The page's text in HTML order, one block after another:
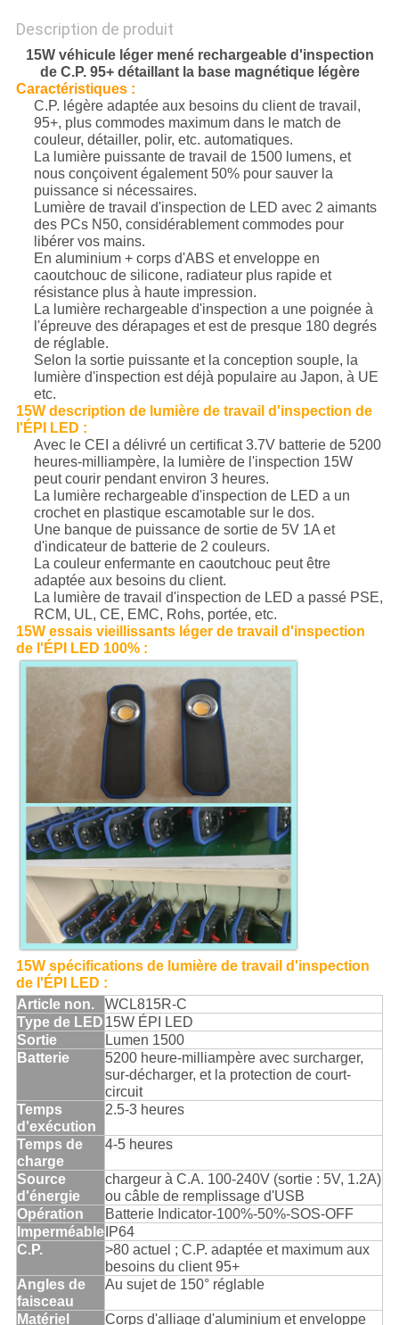
POLITIQUE
DE
CONFIDENTIALITÉ
Description de produit
15W véhicule léger mené rechargeable d'inspection
de C.P. 95+ détaillant la base magnétique légère
Caractéristiques :
C.P. légère adaptée aux besoins du client de travail,
95+, plus commodes maximum dans le match de
couleur, détailler, polir, etc. automatiques.
La lumière puissante de travail de 1500 lumens, et
nous conçoivent également 50% pour sauver la
puissance si nécessaires.
Lumière de travail d'inspection de LED avec 2 aimants
des PCs N50, considérablement commodes pour
libérer vos mains.
En aluminium + corps d'ABS et enveloppe en
caoutchouc de silicone, radiateur plus rapide et
résistance plus à haute impression.
La lumière rechargeable d'inspection a une poignée à
l'épreuve des dérapages et est de presque 180 degrés
de réglable.
Selon la sortie puissante et la conception souple, la
lumière d'inspection est déjà populaire au Japon, à UE
etc.
15W description de lumière de travail d'inspection de
l'ÉPI LED :
Avec le CEI a délivré un certificat 3.7V batterie de 5200
heures-milliampère, la lumière de l'inspection 15W
peut courir pendant environ 3 heures.
La lumière rechargeable d'inspection de LED a un
crochet en plastique escamotable sur le dos.
Une banque de puissance de sortie de 5V 1A et
d'indicateur de batterie de 2 couleurs.
La couleur enfermante en caoutchouc peut être
adaptée aux besoins du client.
La lumière de travail d'inspection de LED a passé PSE,
RCM, UL, CE, EMC, Rohs, portée, etc.
15W essais vieillissants léger de travail d'inspection
de l'ÉPI LED 100% :
15W spécifications de lumière de travail d'inspection
de l'ÉPI LED :
Article non.
WCL815R-C
Type de LED 15W ÉPI LED
Sortie
Lumen 1500
Batterie
5200 heure-milliampère avec surcharger,
sur-décharger, et la protection de court-
circuit
Temps
d'exécution
2.5-3 heures
Temps de
charge
4-5 heures
Source
d'énergie
chargeur à C.A. 100-240V (sortie : 5V, 1.2A)
ou câble de remplissage d'USB
Opération
Batterie Indicator-100%-50%-SOS-OFF
Imperméable IP64
C.P.
>80 actuel ; C.P. adaptée et maximum aux
besoins du client 95+
Angles de
faisceau
Au sujet de 150° réglable
Matériel Corps d'alliage d'aluminium et enveloppe